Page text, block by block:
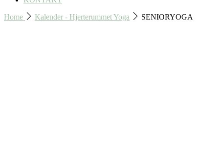
Home Kalender - Hjerterummet Yoga SENIORYOGA